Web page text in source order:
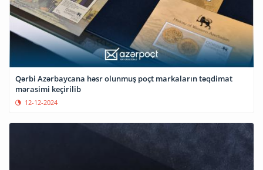
Qərbi Azərbaycana həsr olunmuş poçt markaların təqdimat
mərasimi keçirilib
12-12-2024